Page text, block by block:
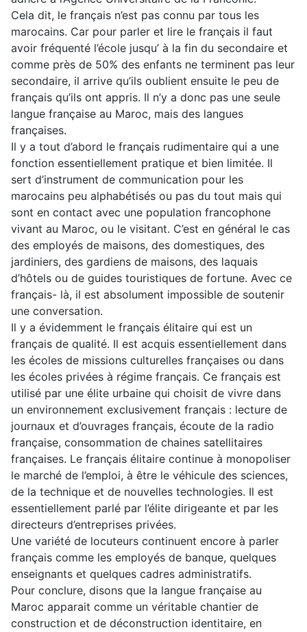
Cela dit, le français n’est pas connu par tous les
marocains. Car pour parler et lire le français il faut
avoir fréquenté l’école jusqu’ à la fin du secondaire et
comme près de 50% des enfants ne terminent pas leur
secondaire, il arrive qu’ils oublient ensuite le peu de
français qu’ils ont appris. Il n’y a donc pas une seule
langue française au Maroc, mais des langues
françaises.
Il y a tout d’abord le français rudimentaire qui a une
fonction essentiellement pratique et bien limitée. Il
sert d’instrument de communication pour les
marocains peu alphabétisés ou pas du tout mais qui
sont en contact avec une population francophone
vivant au Maroc, ou le visitant. C’est en général le cas
des employés de maisons, des domestiques, des
jardiniers, des gardiens de maisons, des laquais
d’hôtels ou de guides touristiques de fortune. Avec ce
français- là, il est absolument impossible de soutenir
une conversation.
Il y a évidemment le français élitaire qui est un
français de qualité. Il est acquis essentiellement dans
les écoles de missions culturelles françaises ou dans
les écoles privées à régime français. Ce français est
utilisé par une élite urbaine qui choisit de vivre dans
un environnement exclusivement français : lecture de
journaux et d’ouvrages français, écoute de la radio
française, consommation de chaines satellitaires
françaises. Le français élitaire continue à monopoliser
le marché de l’emploi, à être le véhicule des sciences,
de la technique et de nouvelles technologies. Il est
essentiellement parlé par l’élite dirigeante et par les
directeurs d’entreprises privées.
Une variété de locuteurs continuent encore à parler
français comme les employés de banque, quelques
enseignants et quelques cadres administratifs.
Pour conclure, disons que la langue française au
Maroc apparait comme un véritable chantier de
construction et de déconstruction identitaire, en